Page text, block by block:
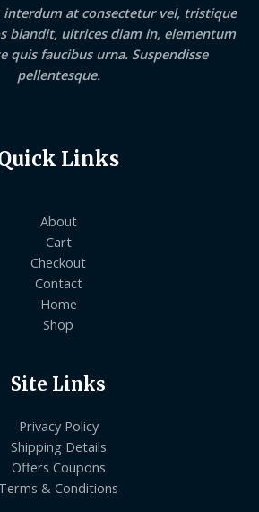
interdum at consectetur vel, tristique
blandit, ultrices diam in, elementum
quis faucibus urna. Suspendisse
pellentesque.
Links
About
Cart
Checkout
Contact
Home
Shop
Site Links
Privacy Policy
Shipping Details
Offers Coupons
Terms & Conditions